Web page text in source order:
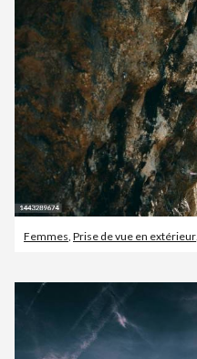
Femmes Prise de vue en extérieur